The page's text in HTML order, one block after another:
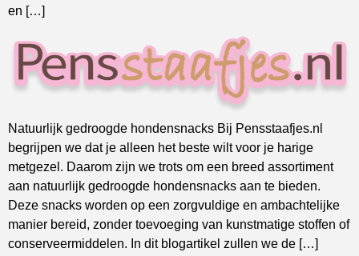
en […]
Natuurlijk gedroogde hondensnacks Bij Pensstaafjes.nl
begrijpen we dat je alleen het beste wilt voor je harige
metgezel. Daarom zijn we trots om een breed assortiment
aan natuurlijk gedroogde hondensnacks aan te bieden.
Deze snacks worden op een zorgvuldige en ambachtelijke
manier bereid, zonder toevoeging van kunstmatige stoffen of
conserveermiddelen. In dit blogartikel zullen we de […]